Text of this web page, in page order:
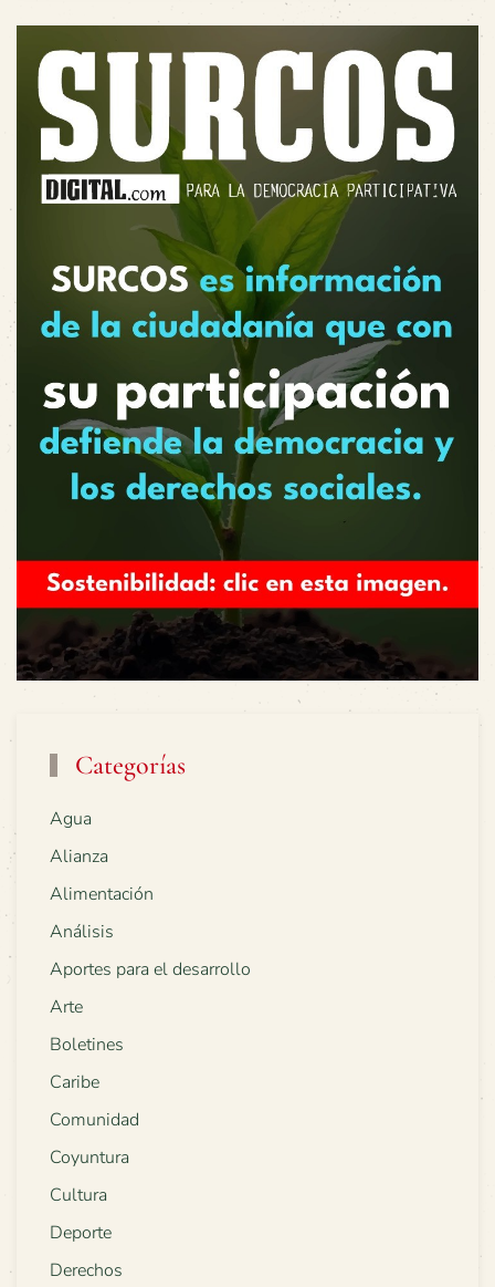
Categorías
Agua
Alianza
Alimentación
Análisis
Aportes para el desarrollo
Arte
Boletines
Caribe
Comunidad
Coyuntura
Cultura
Deporte
Derechos